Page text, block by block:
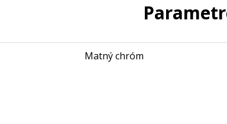
Matný chróm